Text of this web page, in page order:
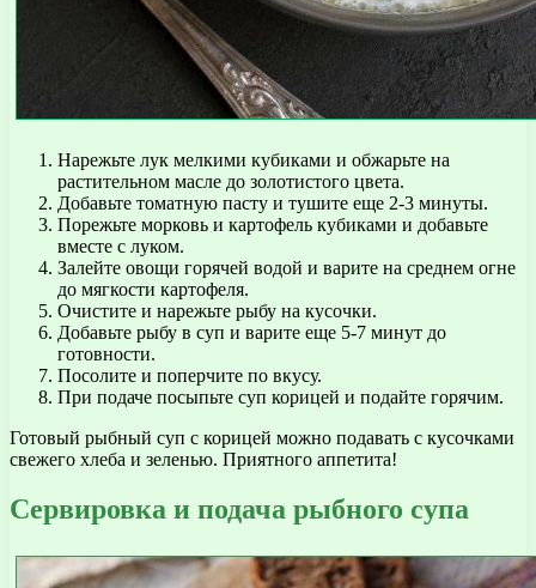
Нарежьте лук мелкими кубиками и обжарьте на
растительном масле до золотистого цвета.
Добавьте томатную пасту и тушите еще 2-3 минуты.
Порежьте морковь и картофель кубиками и добавьте
вместе с луком.
Залейте овощи горячей водой и варите на среднем огне
до мягкости картофеля.
Очистите и нарежьте рыбу на кусочки.
Добавьте рыбу в суп и варите еще 5-7 минут до
готовности.
Посолите и поперчите по вкусу.
При подаче посыпьте суп корицей и подайте горячим.
Готовый рыбный суп с корицей можно подавать с кусочками
свежего хлеба и зеленью. Приятного аппетита!
Сервировка и подача рыбного супа